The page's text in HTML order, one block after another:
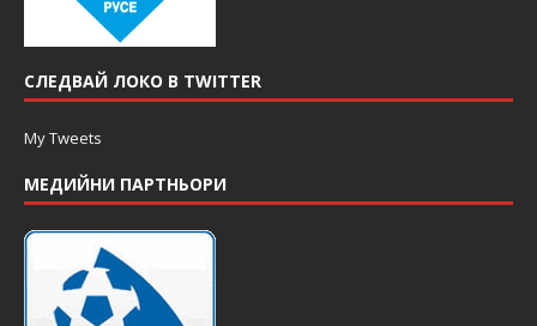
СЛЕДВАЙ ЛОКО В TWITTER
My Tweets
МЕДИЙНИ ПАРТНЬОРИ